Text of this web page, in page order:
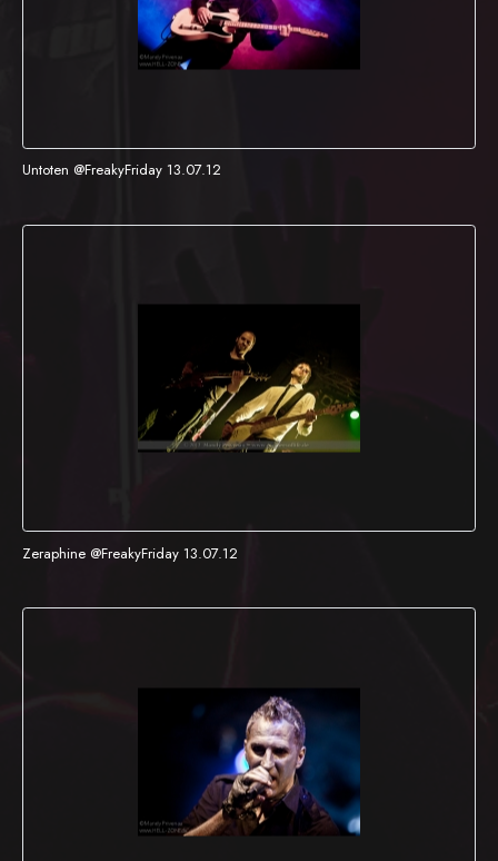
Untoten @FreakyFriday 13.07.12
Zeraphine @FreakyFriday 13.07.12